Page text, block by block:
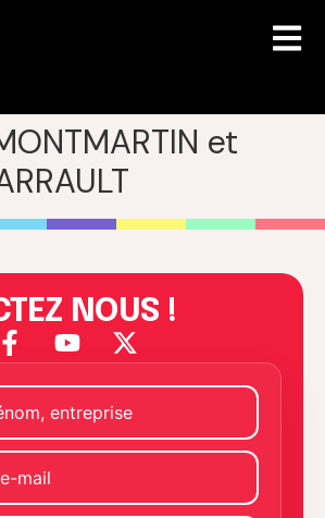
et
NOUS !